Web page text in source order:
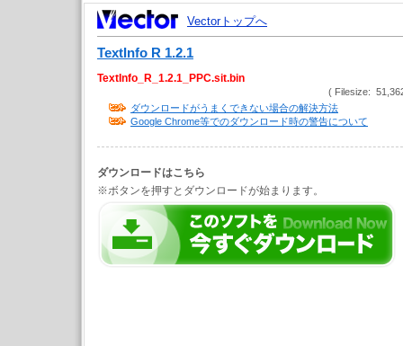
Vectorトップへ
TextInfo R 1.2.1
TextInfo_R_1.2.1_PPC.sit.bin
( Filesize:
ダウンロードがうまくできない場合の解決方法
Google Chrome等でのダウンロード時の警告について
ダウンロードはこちら
※ボタンを押すとダウンロードが始まります。